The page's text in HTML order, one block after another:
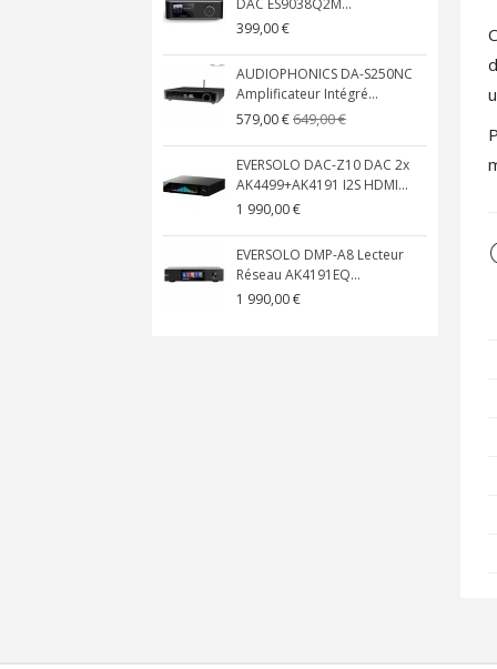
DAC ES9038Q2M...
399,00 €
AUDIOPHONICS DA-S250NC
Amplificateur Intégré...
579,00 €649,00 €
EVERSOLO DAC-Z10 DAC 2x
AK4499+AK4191 I2S HDMI...
1 990,00 €
EVERSOLO DMP-A8 Lecteur
Réseau AK4191EQ...
1 990,00 €